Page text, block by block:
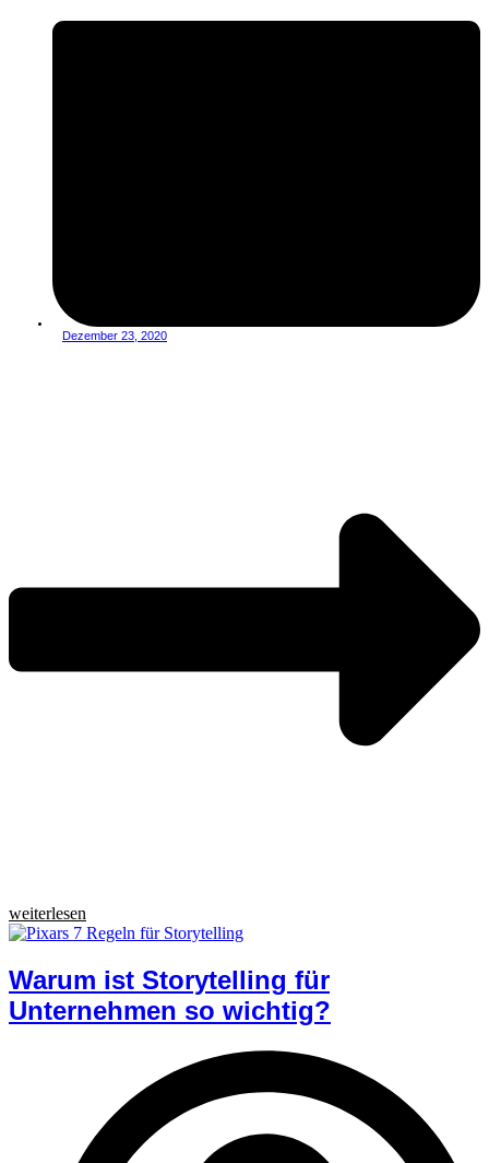
Dezember 23, 2020
weiterlesen
Warum ist Storytelling für
Unternehmen so wichtig?